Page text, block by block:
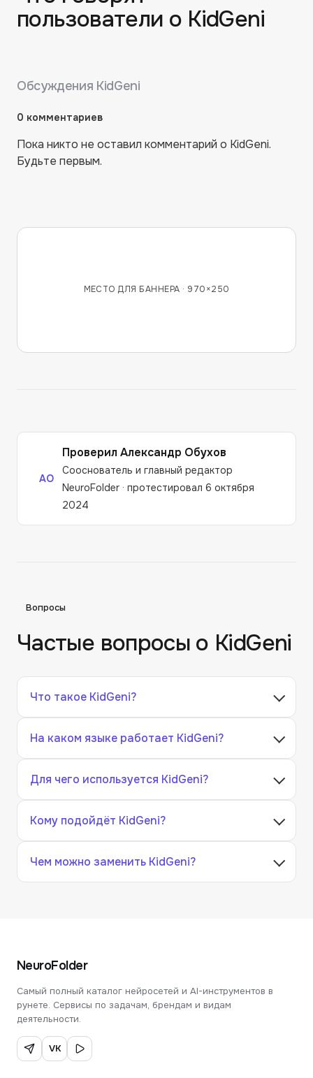
пользователи о KidGeni
Обсуждения KidGeni
0 комментариев
Пока никто не оставил комментарий о KidGeni.
Будьте первым.
МЕСТО ДЛЯ БАННЕРА · 970×250
АО
Проверил Александр Обухов
Сооснователь и главный редактор
NeuroFolder · протестировал 6 октября
2024
Вопросы
Частые вопросы о KidGeni
Что такое KidGeni?
На каком языке работает KidGeni?
Для чего используется KidGeni?
Кому подойдёт KidGeni?
Чем можно заменить KidGeni?
NeuroFolder
Самый полный каталог нейросетей и AI-инструментов в
рунете. Сервисы по задачам, брендам и видам
деятельности.
VK